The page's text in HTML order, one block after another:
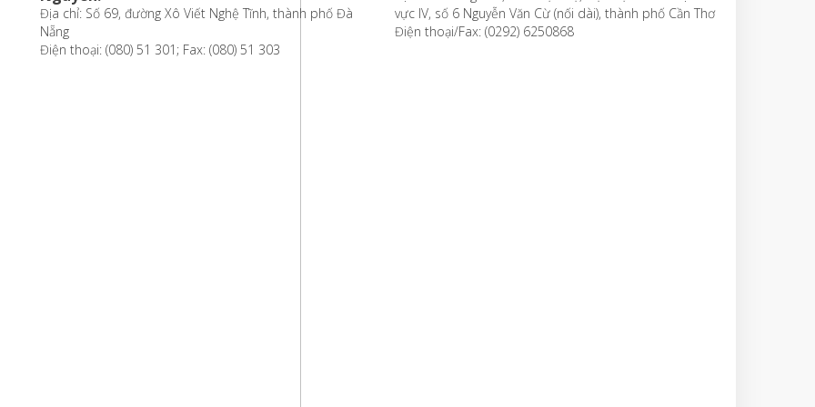
Địa chỉ: Số 69, đường Xô Viết Nghệ Tĩnh, thành phố Đà
Nẵng
Điện thoại: (080) 51 301; Fax: (080) 51 303
vực IV, số 6 Nguyễn Văn Cừ (nối dài), thành phố Cần Thơ
Điện thoại/Fax: (0292) 6250868